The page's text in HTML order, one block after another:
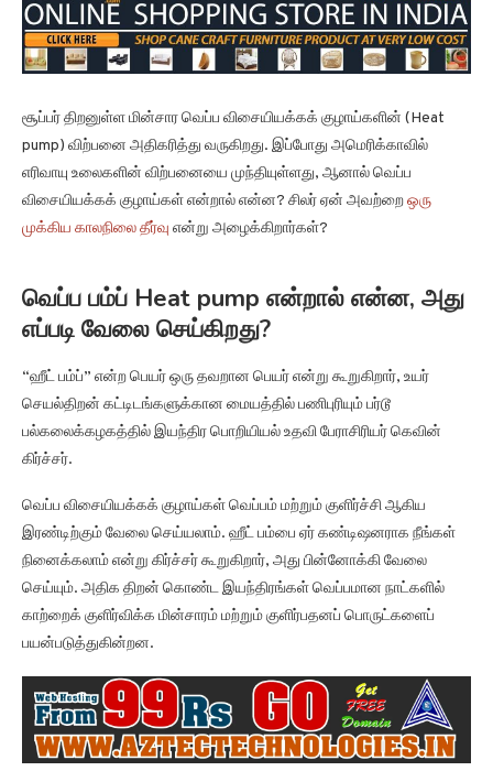
சூப்பர் திறனுள்ள மின்சார வெப்ப விசையியக்கக் குழாய்களின் (Heat
pump) விற்பனை அதிகரித்து வருகிறது. இப்போது அமெரிக்காவில்
எரிவாயு உலைகளின் விற்பனையை முந்தியுள்ளது, ஆனால் வெப்ப
விசையியக்கக் குழாய்கள் என்றால் என்ன? சிலர் ஏன் அவற்றைஒரு
முக்கிய காலநிலை தீர்வு என்று அழைக்கிறார்கள்?
வெப்ப பம்ப் Heat pump என்றால் என்ன, அது
எப்படி வேலை செய்கிறது?
“ஹீட் பம்ப்” என்ற பெயர் ஒரு தவறான பெயர் என்று கூறுகிறார், உயர்
செயல்திறன் கட்டிடங்களுக்கான மையத்தில் பணிபுரியும் பர்டூ
பல்கலைக்கழகத்தில் இயந்திர பொறியியல் உதவி பேராசிரியர் கெவின்
கிர்ச்சர்.
வெப்ப விசையியக்கக் குழாய்கள் வெப்பம் மற்றும் குளிர்ச்சி ஆகிய
இரண்டிற்கும் வேலை செய்யலாம். ஹீட் பம்பை ஏர் கண்டிஷனராக நீங்கள்
நினைக்கலாம் என்று கிர்ச்சர் கூறுகிறார், அது பின்னோக்கி வேலை
செய்யும். அதிக திறன் கொண்ட இயந்திரங்கள் வெப்பமான நாட்களில்
காற்றைக் குளிர்விக்க மின்சாரம் மற்றும் குளிர்பதனப் பொருட்களைப்
பயன்படுத்துகின்றன.